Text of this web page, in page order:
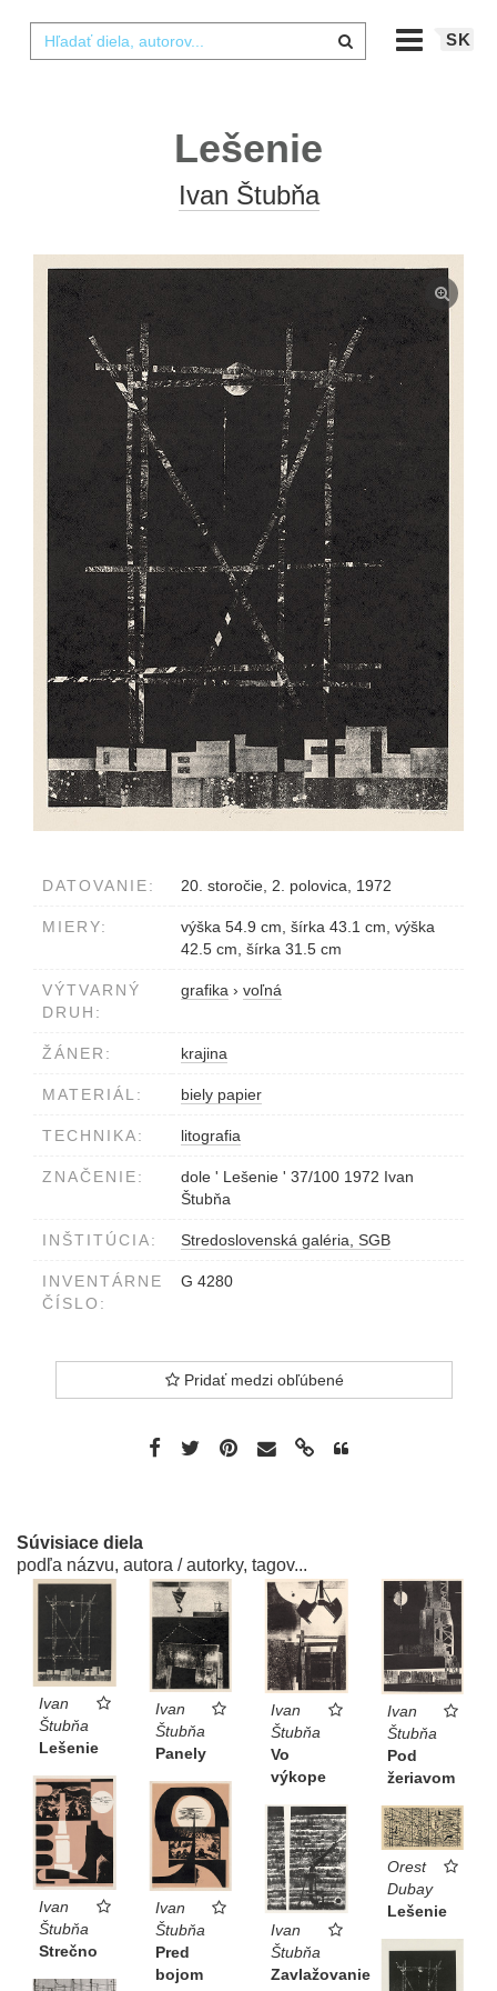
SK
Lešenie
Ivan Štubňa
DATOVANIE: 20. storočie, 2. polovica, 1972
MIERY:
výška 54.9 cm, šírka 43.1 cm, výška
42.5 cm, šírka 31.5 cm
VÝTVARNÝ
DRUH:
grafika › voľná
ŽÁNER: krajina
MATERIÁL: biely papier
TECHNIKA: litografia
ZNAČENIE:
dole ' Lešenie ' 37/100 1972 Ivan
Štubňa
INŠTITÚCIA: Stredoslovenská galéria, SGB
INVENTÁRNE
ČÍSLO:
G 4280
Pridať medzi obľúbené
Súvisiace diela
podľa názvu, autora / autorky, tagov...
Ivan
Štubňa
Lešenie
Ivan
Štubňa
Panely
Ivan
Štubňa
Vo
výkope
Ivan
Štubňa
Pod
žeriavom
Ivan
Štubňa
Strečno
Ivan
Štubňa
Pred
bojom
Ivan
Štubňa
Zavlažovanie
Orest
Dubay
Lešenie